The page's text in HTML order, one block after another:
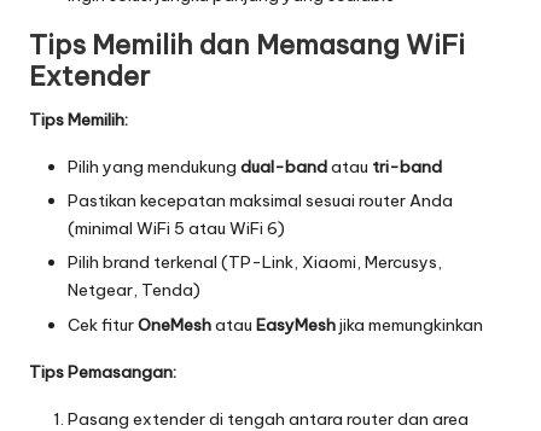
Tips Memilih dan Memasang WiFi
Extender
Tips Memilih:
Pilih yang mendukung dual-bandatau tri-band
Pastikan kecepatan maksimal sesuai router Anda
(minimal WiFi 5 atau WiFi 6)
Pilih brand terkenal (TP-Link, Xiaomi, Mercusys,
Netgear, Tenda)
Cek fiturOneMeshatau EasyMeshjika memungkinkan
Tips Pemasangan:
Pasang extender di tengah antara router dan area